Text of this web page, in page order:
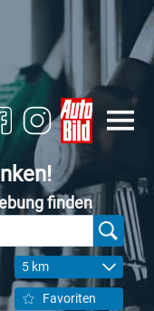
finden
5 km
Favoriten